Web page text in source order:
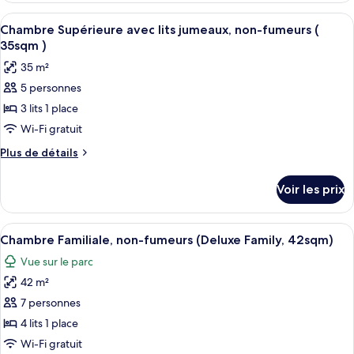
Triple
Standard,
non-
fumeurs
26sqm)
type
de
chambre
Chambre
Triple
Standard,
fumeurs
Afficher
toutes
les
photos
pour
ce
type
de
Supérieure
avec
lits
jumeaux,
non-
fumeurs
(
35sqm
)
Une chambre d’hôtel avec un
10
Chambre Supérieure avec lits jumeaux, non-fumeurs (
35sqm )
35 m²
5 personnes
3 lits 1 place
Wi-Fi gratuit
Plus de détails
Plus
le
type
de
Chambre
Supérieure
lits
jumeaux,
non-
fumeurs
Voir les prix
Afficher
toutes
les
photos
pour
ce
type
Une chambre d’hôtel avec un lit, un
11
Chambre Familiale, non-fumeurs (Deluxe Family, 42sqm)
Vue sur le parc
42 m²
7 personnes
4 lits 1 place
Wi-Fi gratuit